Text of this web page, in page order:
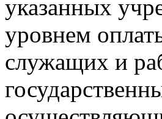
указанных
уровнем
служащих и